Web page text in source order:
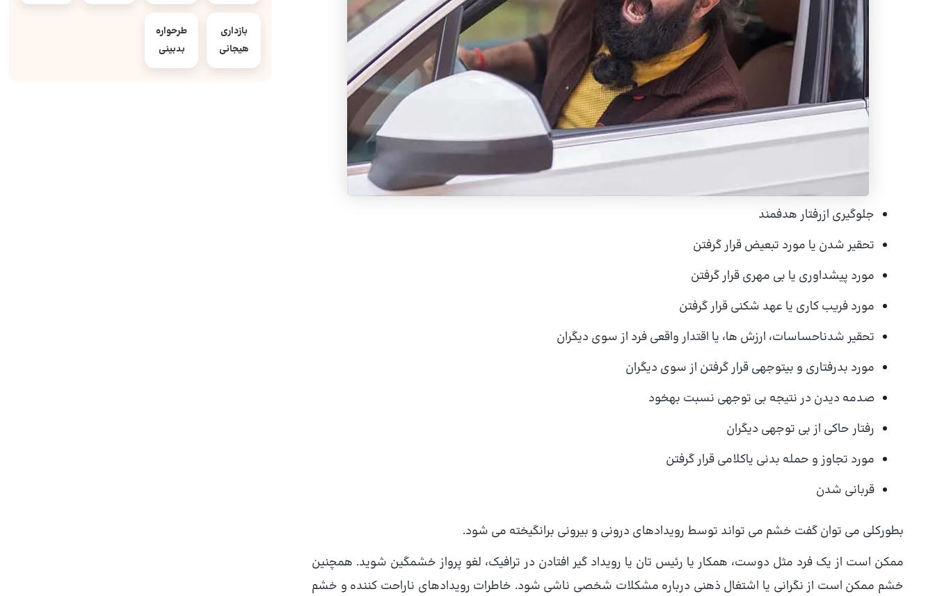
جلوگیری ازرفتار هدفمند
تحقیر شدن یا مورد تبعیض قرار گرفتن
مورد پیشداوری یا بی مهری قرار گرفتن
مورد فریب كاری یا عهد شكنی قرار گرفتن
تحقیر شدناحساسات، ارزش ها، یا اقتدار واقعی فرد از سوی دیگران
مورد بدرفتاری و بیتوجهی قرار گرفتن از سوی دیگران
صدمه دیدن در نتیجه بی توجهی نسبت بهخود
رفتار حاكی از بی توجهی دیگران
مورد تجاوز و حمله بدنی یاكلامی قرار گرفتن
قربانی شدن
بطوركلی می توان گفت خشم می تواند توسط رویدادهای درونی و بیرونی برانگیخته می شود.
ممكن است از یك فرد مثل دوست، همكار یا رئیس تان یا رویداد گیر افتادن در ترافیك، لغو پرواز خشمگین شوید. همچنین
خشم ممكن است از نگرانی یا اشتغال ذهنی درباره مشكلات شخصی ناشی شود. خاطرات رویدادهای ناراحت كننده و خشم
بازداری
هیجانی
طرحواره
بدبینی